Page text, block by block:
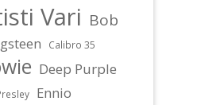
Vari Bob
Calibro 35
Deep Purple
Ennio